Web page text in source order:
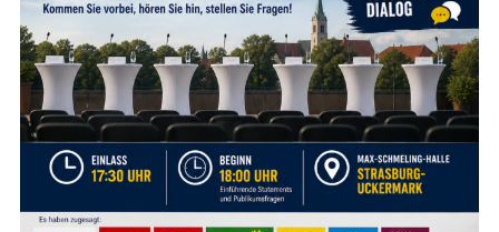
Willkommen in Strasburg (Uckermark)
Strasburger Ehrenamtspreis „SBG“
Welcome to Strasburg (Uckermark)